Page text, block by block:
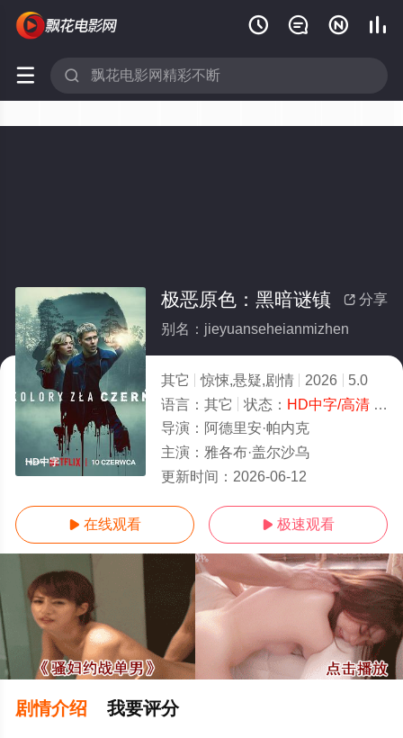
   
 
HD中字
 分享
极恶原色：黑暗谜镇
别名：jieyuanseheianmizhen
其它 惊悚,悬疑,剧情 2026
5.0
语言： 其它 状态： HD中字/高清- 免费在线观看
导演： 阿德里安·帕内克
主演： 雅各布·盖尔沙乌
更新时间： 2026-06-12
 在线观看  极速观看
剧情介绍 我要评分